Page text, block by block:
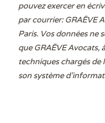
pouvez exercer en
par courrier: GRAËVE
Paris. Vos données ne
que GRAËVE Avocats,
techniques chargés de
son système